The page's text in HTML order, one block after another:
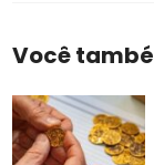
Você